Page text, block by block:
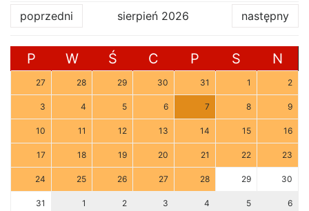
poprzedni sierpień 2026 następny
P W Ś C P S N
27 28 29 30 31 1 2
3 4 5 6 7 8 9
10 11 12 13 14 15 16
17 18 19 20 21 22 23
24 25 26 27 28 29 30
31 1 2 3 4 5 6